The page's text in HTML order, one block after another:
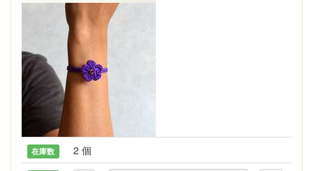
在庫数 2 個